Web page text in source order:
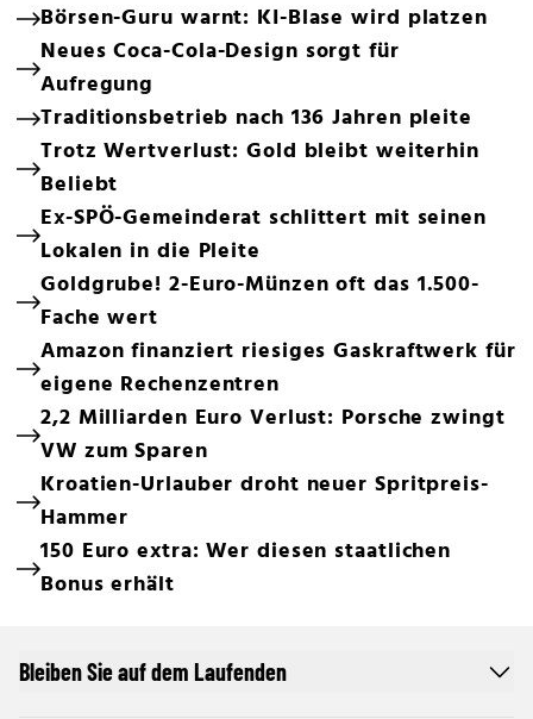
Börsen-Guru warnt: KI-Blase wird platzen
Neues Coca-Cola-Design sorgt für
Aufregung
Traditionsbetrieb nach 136 Jahren pleite
Trotz Wertverlust: Gold bleibt weiterhin
Beliebt
Ex-SPÖ-Gemeinderat schlittert mit seinen
Lokalen in die Pleite
Goldgrube! 2-Euro-Münzen oft das 1.500-
Fache wert
Amazon finanziert riesiges Gaskraftwerk für
eigene Rechenzentren
2,2 Milliarden Euro Verlust: Porsche zwingt
VW zum Sparen
Kroatien-Urlauber droht neuer Spritpreis-
Hammer
150 Euro extra: Wer diesen staatlichen
Bonus erhält
Bleiben Sie auf dem Laufenden